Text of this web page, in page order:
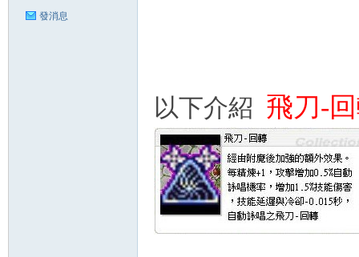
發消息
以下介紹 飛刀-